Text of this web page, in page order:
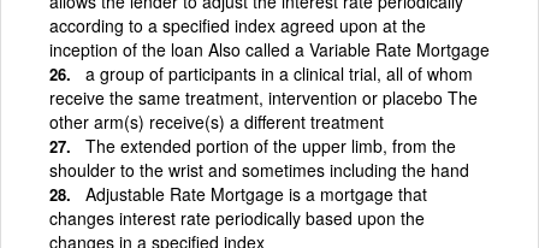
according to a specified index agreed upon at the
inception of the loan Also called a Variable Rate Mortgage
a group of participants in a clinical trial, all of whom
receive the same treatment, intervention or placebo The
other arm(s) receive(s) a different treatment
The extended portion of the upper limb, from the
shoulder to the wrist and sometimes including the hand
Adjustable Rate Mortgage is a mortgage that
changes interest rate periodically based upon the
changes in a specified index